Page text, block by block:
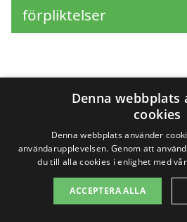
förpliktelser
Sök efter en
professionell
fönsterputs i
städer nära
Denna webbplats
cookies
Denna webbplats använder
användarupplevelsen. Genom att
du till alla cookies i enlighet med
ACCEPTERA ALLA